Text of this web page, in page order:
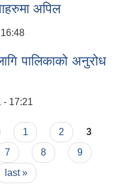
अपिल
पालिकाको अनुरोध
- 17:21
1 2
3
7 8
9
last »